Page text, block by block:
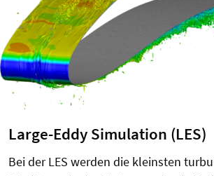
Large-Eddy Simulation (LES)
Bei der LES werden die kleinsten